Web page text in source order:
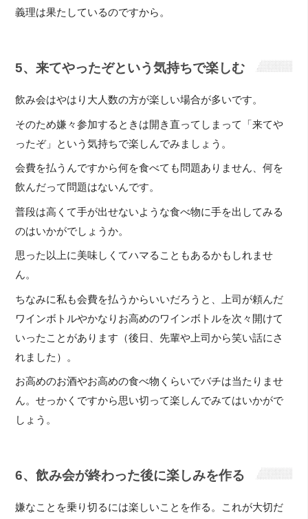
義理は果たしているのですから。
5、来てやったぞという気持ちで楽しむ
飲み会はやはり大人数の方が楽しい場合が多いです。
そのため嫌々参加するときは開き直ってしまって「来てや
ったぞ」という気持ちで楽しんでみましょう。
会費を払うんですから何を食べても問題ありません、何を
飲んだって問題はないんです。
普段は高くて手が出せないような食べ物に手を出してみる
のはいかがでしょうか。
思った以上に美味しくてハマることもあるかもしれませ
ん。
ちなみに私も会費を払うからいいだろうと、上司が頼んだ
ワインボトルやかなりお高めのワインボトルを次々開けて
いったことがあります（後日、先輩や上司から笑い話にさ
れました）。
お高めのお酒やお高めの食べ物くらいでバチは当たりませ
ん。せっかくですから思い切って楽しんでみてはいかがで
しょう。
6、飲み会が終わった後に楽しみを作る
嫌なことを乗り切るには楽しいことを作る。これが大切だ